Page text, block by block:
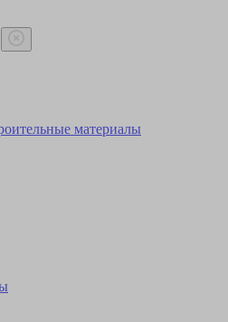
материалы